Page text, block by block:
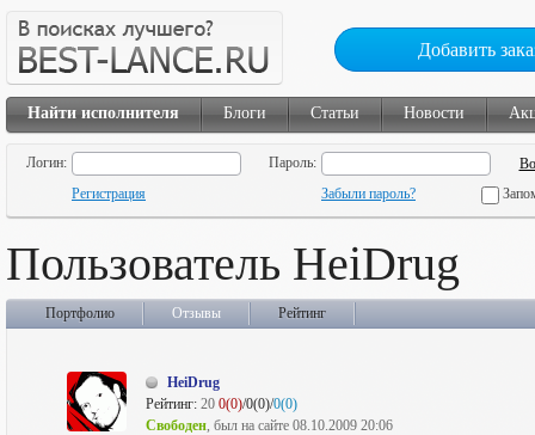
Добавить
Найти исполнителя Блоги Статьи Новости
Логин:
Пароль:
Регистрация
Забыли пароль?
Пользователь HeiDrug
Портфолио Отзывы Рейтинг
HeiDrug
Рейтинг: 20 0(0)/0(0)/0(0)
Свободен, был на сайте 08.10.2009 20:06